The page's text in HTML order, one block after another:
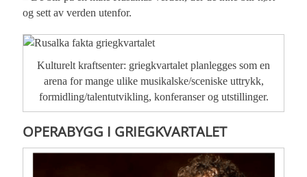
og sett av verden utenfor.
Kulturelt kraftsenter: griegkvartalet planlegges som en
arena for mange ulike musikalske/sceniske uttrykk,
formidling/talentutvikling, konferanser og utstillinger.
OPERABYGG I GRIEGKVARTALET